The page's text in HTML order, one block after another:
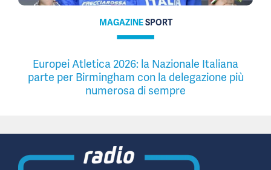
MAGAZINESPORT
Europei Atletica 2026: la Nazionale Italiana
parte per Birmingham con la delegazione più
numerosa di sempre